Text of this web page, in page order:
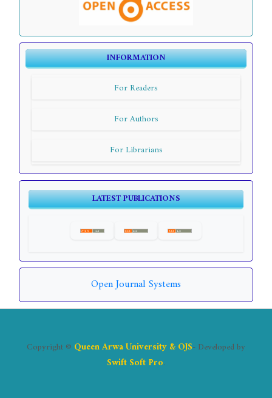
INFORMATION
For Readers
For Authors
For Librarians
LATEST PUBLICATIONS
Open Journal Systems
Copyright © Queen Arwa University & OJS- Developed by
Swift Soft Pro.